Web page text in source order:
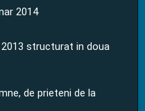
2014
structurat in doua
de prieteni de la